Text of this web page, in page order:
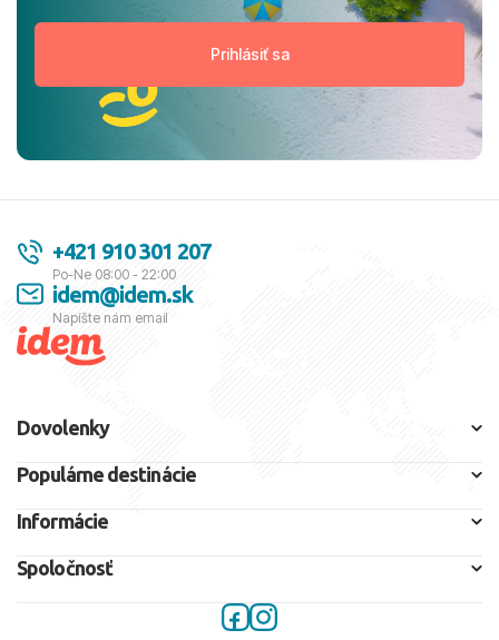
+421 910 301 207
Po-Ne 08:00 - 22:00
idem@idem.sk
Napíšte nám email
Dovolenky
Populárne destinácie
Informácie
Spoločnosť